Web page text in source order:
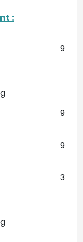
:
9
g
9
9
3
g